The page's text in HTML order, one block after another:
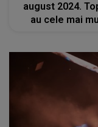
august 2024.
au cele mai